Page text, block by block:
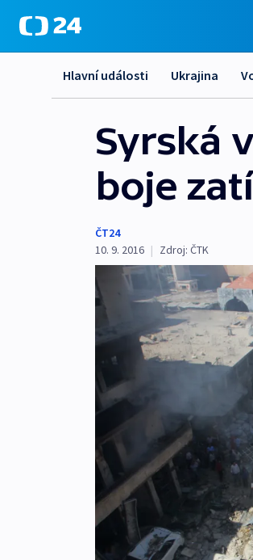
Hlavní události Ukrajina
Syrská
boje
ČT24
10. 9. 2016 | Zdroj: ČTK